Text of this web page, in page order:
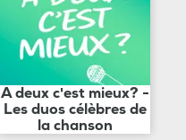
A deux c'est mieux? -
Les duos célèbres de
la chanson